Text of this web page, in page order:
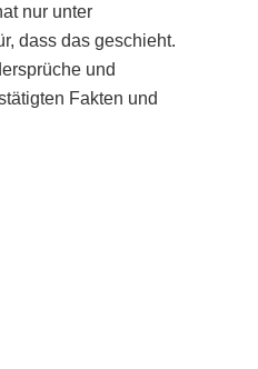
nur unter
dass das geschieht.
und
Fakten und